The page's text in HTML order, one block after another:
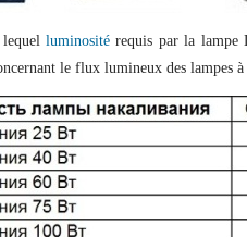
luminosité requis par la lampe
le flux lumineux des lampes